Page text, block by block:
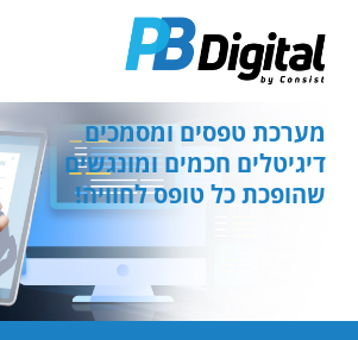
אנטר
מערכת טפסים ומסמכים
דיגיטלים חכמים ומונגשים
שהופכת כל טופס לחוויה!